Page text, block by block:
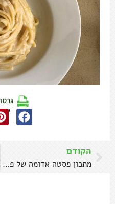
הקודם
מתכון פסטה אדומה של פעם בקלי קלות